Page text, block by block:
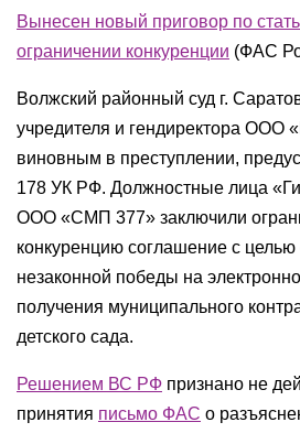
Вынесен новый приговор по
ограничении конкуренции (ФАС
Волжский районный суд г.
учредителя и гендиректора ООО
виновным в преступлении,
178 УК РФ. Должностные лица
ООО «СМП 377» заключили
конкуренцию соглашение с целью
незаконной победы на
получения муниципального
детского сада.
Решением ВС РФ признано не
принятия письмо ФАС о